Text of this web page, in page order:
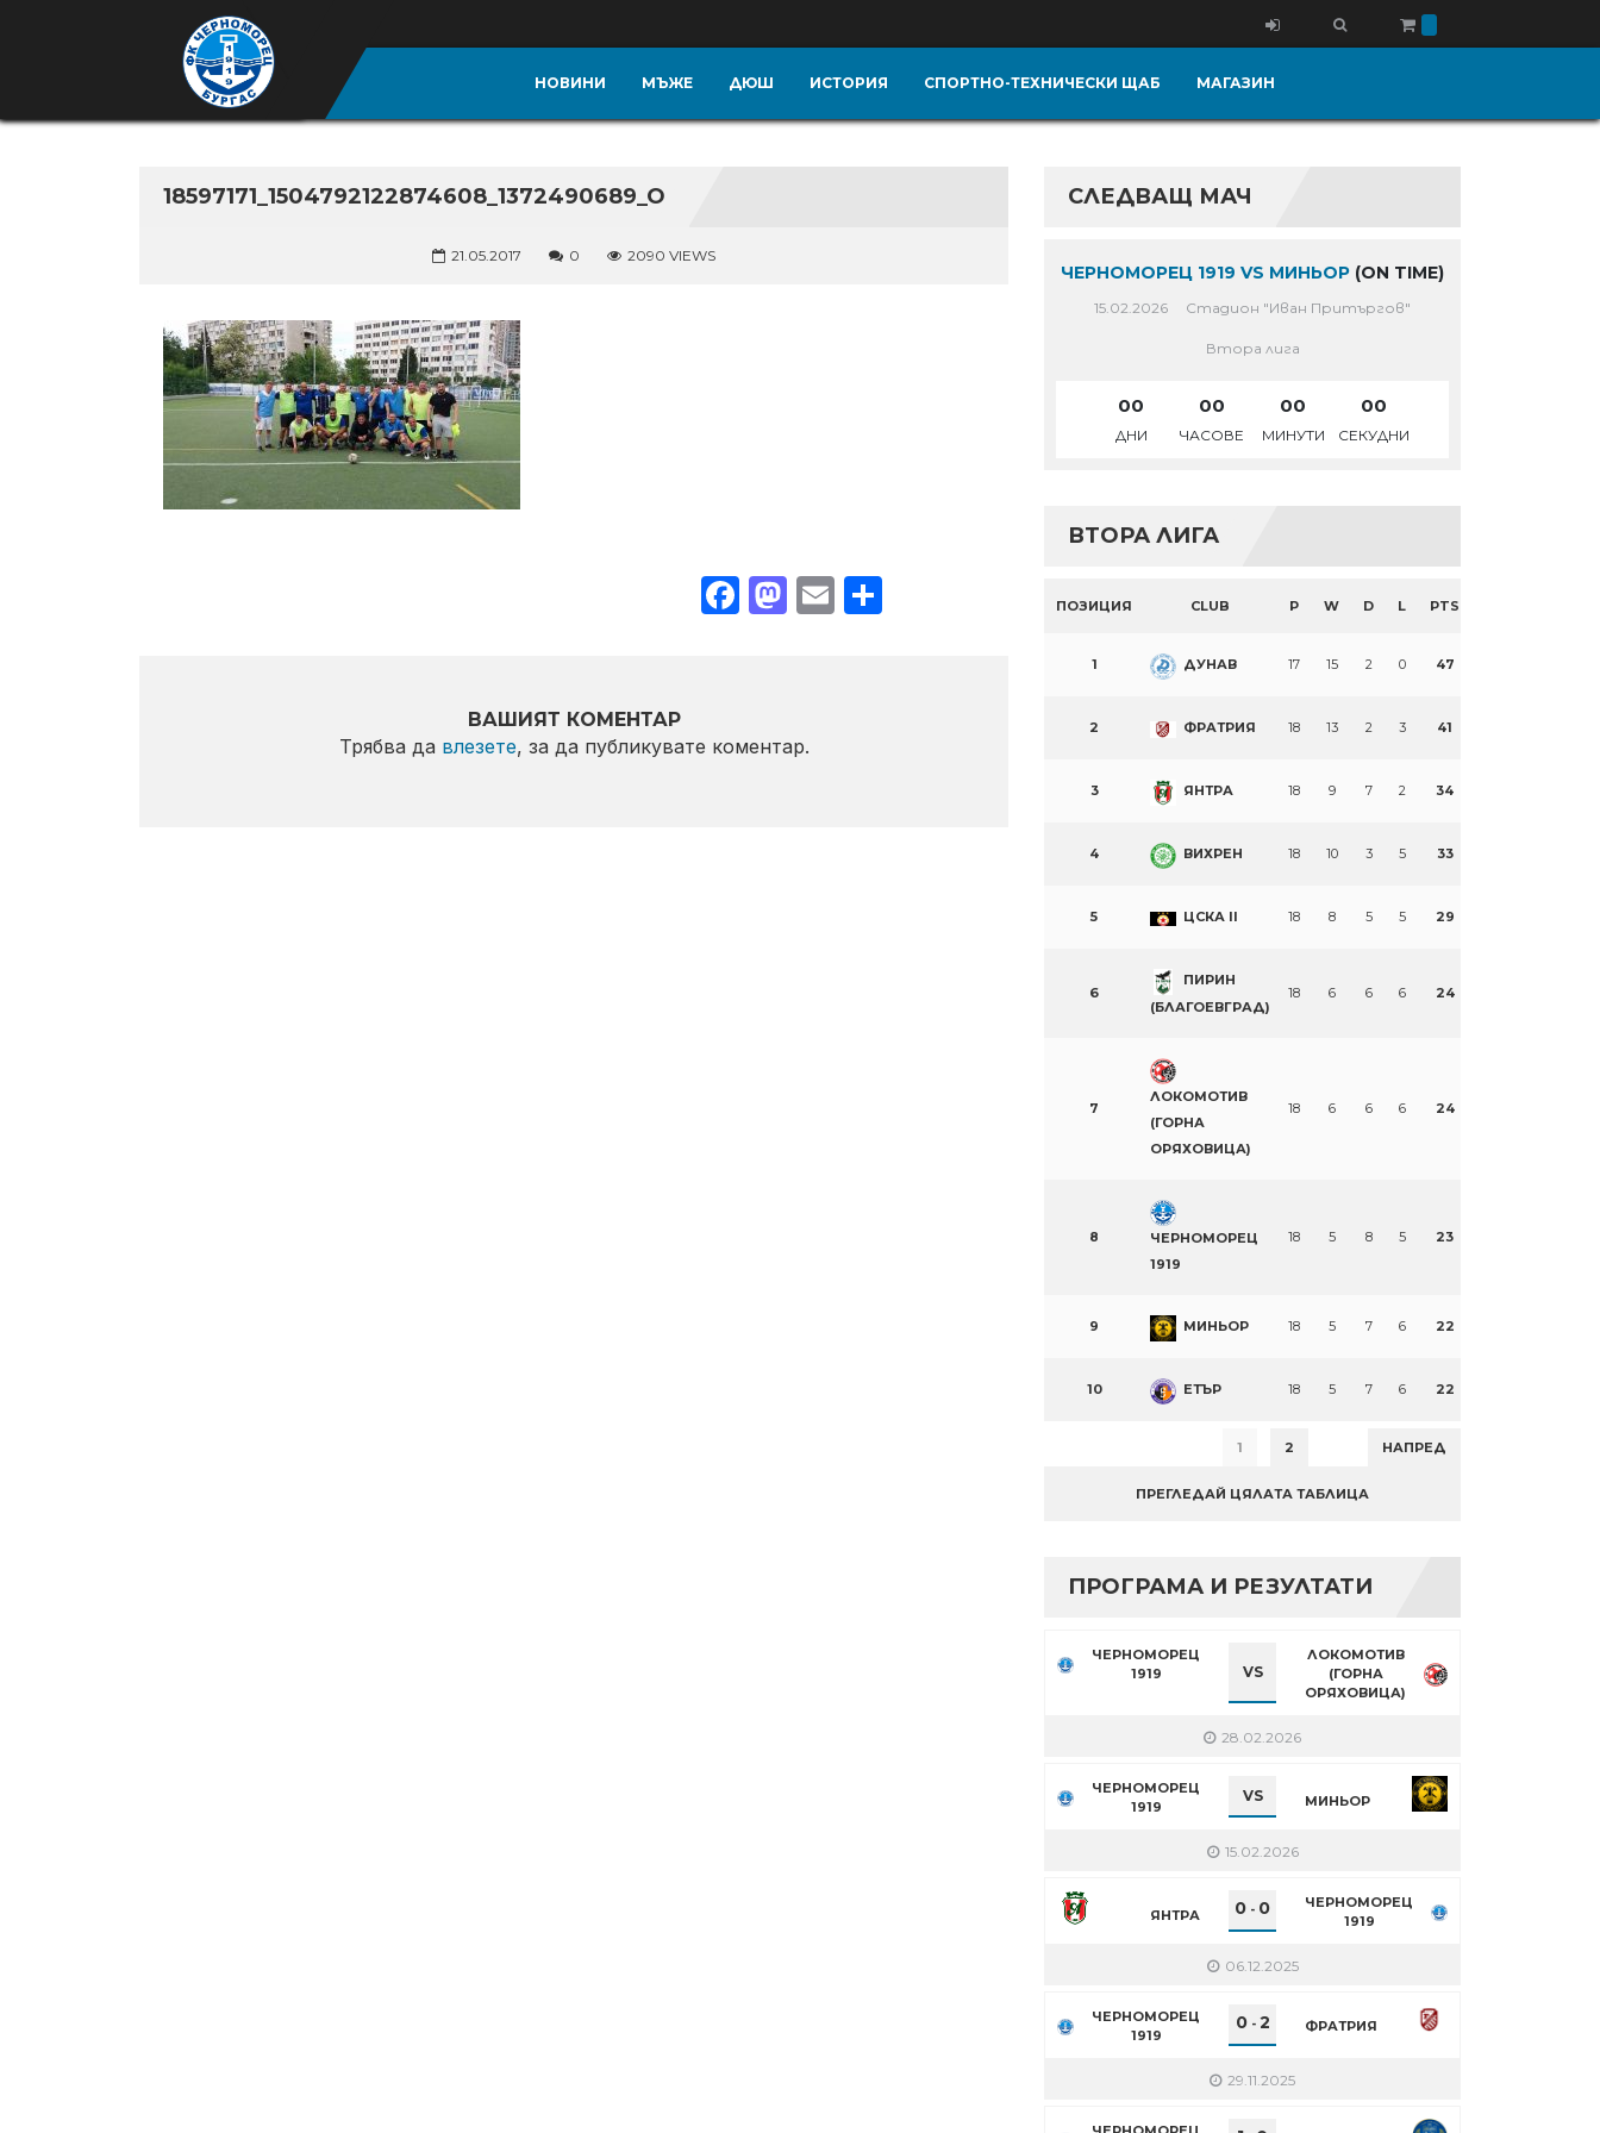
НОВИНИ МЪЖЕ ДЮШ ИСТОРИЯ СПОРТНО-ТЕХНИЧЕСКИ ЩАБ МАГАЗИН
18597171_1504792122874608_1372490689_O
21.05.2017 0 2090 VIEWS
Facebook
Mastodon
EmailShare
ВАШИЯТ КОМЕНТАР
Трябва да влезете, за да публикувате коментар.
СЛЕДВАЩ МАЧ
ЧЕРНОМОРЕЦ 1919 VS МИНЬОР (ON TIME)
15.02.2026 Стадион "Иван Притъргов"
Втора лига
00
ДНИ
00
ЧАСОВЕ
00
МИНУТИ
00
СЕКУДНИ
ВТОРА ЛИГА
ПОЗИЦИЯ CLUB P W D L PTS
1 ДУНАВ 17 15 2 0 47
2 ФРАТРИЯ 18 13 2 3 41
3 ЯНТРА 18 9 7 2 34
4 ВИХРЕН 18 10 3 5 33
5 ЦСКА II 18 8 5 5 29
6
ПИРИН
(БЛАГОЕВГРАД)
18 6 6 6 24
7
ЛОКОМОТИВ
(ГОРНА
ОРЯХОВИЦА)
18 6 6 6 24
8
ЧЕРНОМОРЕЦ
1919
18 5 8 5 23
9 МИНЬОР 18 5 7 6 22
10 ЕТЪР 18 5 7 6 22
1 2 НАПРЕД
ПРЕГЛЕДАЙ ЦЯЛАТА ТАБЛИЦА
ПРОГРАМА И РЕЗУЛТАТИ
ЧЕРНОМОРЕЦ
1919
VS
ЛОКОМОТИВ
(ГОРНА
ОРЯХОВИЦА)
28.02.2026
ЧЕРНОМОРЕЦ
1919
VS МИНЬОР
15.02.2026
ЯНТРА 0 - 0
ЧЕРНОМОРЕЦ
1919
06.12.2025
ЧЕРНОМОРЕЦ
1919
0- 2 ФРАТРИЯ
29.11.2025